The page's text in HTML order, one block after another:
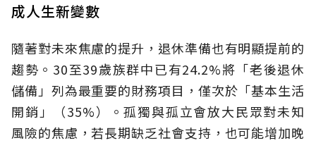
成人生新變數
隨著對未來焦慮的提升，退休準備也有明顯提前的
趨勢。30至39歲族群中已有24.2%將「老後退休
儲備」列為最重要的財務項目，僅次於「基本生活
開銷」（35%）。孤獨與孤立會放大民眾對未知
風險的焦慮，若長期缺乏社會支持，也可能增加晚